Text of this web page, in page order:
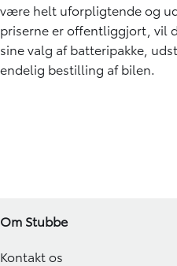
være helt uforpligtende og
priserne er offentliggjort, vil
sine valg af batteripakke,
endelig bestilling af bilen.
Om Stubbe
Kontakt os